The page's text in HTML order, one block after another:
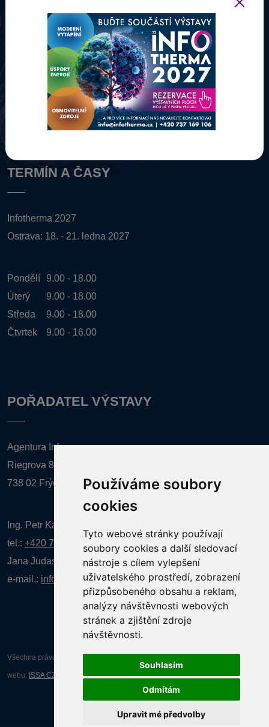
Používáme soubory
cookies
Tyto webové stránky používají
soubory cookies a další sledovací
nástroje s cílem vylepšení
uživatelského prostředí, zobrazení
přizpůsobeného obsahu a reklam,
analýzy návštěvnosti webových
stránek a zjištění zdroje
návštěvnosti.
Souhlasím
Odmítám
Upravit mé předvolby
Zapsáno v obchodním rejstříku vedeném Krajským soudem
v Ostravě, oddíl C, vložka: 27911.
TERMÍN A ČASY
Infotherma 2027
Ostrava: 18. - 21. ledna 2027
Pondělí
9.00 - 18.00
Úterý
9.00 - 18.00
Středa
9.00 - 18.00
Čtvrtek
9.00 - 16.00
POŘADATEL VÝSTAVY
Agentura Inforpres, s.r.o.
Riegrova 857
738 02 Frýdek-Místek
Ing. Petr Kalenda,
tel.: +420 777 080 867
(EN comunication)
Jana Judasová, administrativa tel.: +420 737 169 106
e-mail.: info@infotherma.cz
Všechna práva vyhrazena AGENTURA INFORPRES s.r.o. Tvorba a provoz
webu: ISSA CZECH s.r.o.